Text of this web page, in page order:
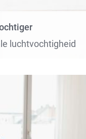
luchtvochtigheid